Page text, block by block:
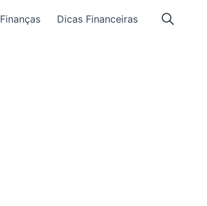
Finanças Dicas Financeiras